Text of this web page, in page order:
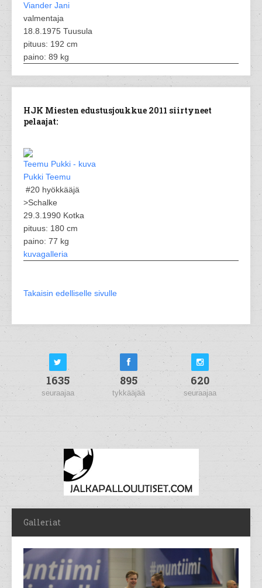
Viander Jani
valmentaja
18.8.1975 Tuusula
pituus: 192 cm
paino: 89 kg
HJK Miesten edustusjoukkue 2011 siirtyneet
pelaajat:
Pukki Teemu
#20 hyökkääjä
>Schalke
29.3.1990 Kotka
pituus: 180 cm
paino: 77 kg
kuvagalleria
Takaisin edelliselle sivulle
1635
seuraajaa
895
tykkääjää
620
seuraajaa
Galleriat